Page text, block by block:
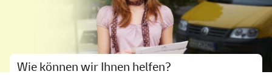
Wie können wir Ihnen helfen?